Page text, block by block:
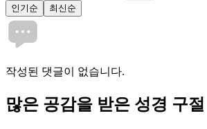
인기순
최신순
작성된 댓글이 없습니다.
많은 공감을 받은 성경 구절